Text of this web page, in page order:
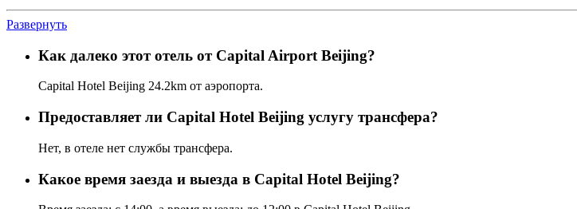
Развернуть
Как далеко этот отель от Capital Airport Beijing?
Capital Hotel Beijing 24.2km от аэропорта.
Предоставляет ли Capital Hotel Beijing услугу трансфера?
Нет, в отеле нет службы трансфера.
Какое время заезда и выезда в Capital Hotel Beijing?